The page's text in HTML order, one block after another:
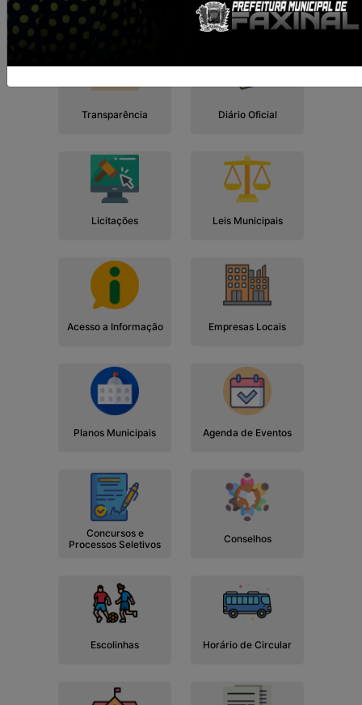
Transparência Diário Oficial
Licitações Leis Municipais
Acesso a Informação Empresas Locais
Planos Municipais Agenda de Eventos
Concursos e
Processos Seletivos
Conselhos
Escolinhas Horário de Circular